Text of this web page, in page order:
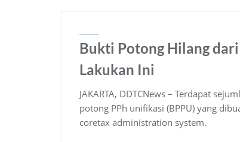
Bukti Potong Hilang
Lakukan Ini
JAKARTA, DDTCNews – Terdapat
potong PPh unifikasi (BPPU) yang
coretax administration system.